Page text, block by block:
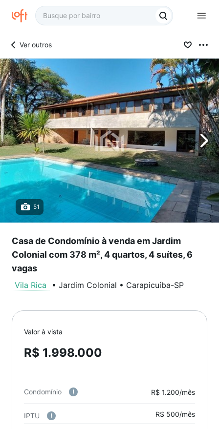
Ver outros
51
Casa de Condomínio à venda em Jardim
Colonial com 378 m², 4 quartos, 4 suítes, 6
vagas
Vila Rica • Jardim Colonial • Carapicuíba-SP
Valor à vista
R$ 1.998.000
Condomínio R$ 1.200/mês
IPTU R$ 500/mês